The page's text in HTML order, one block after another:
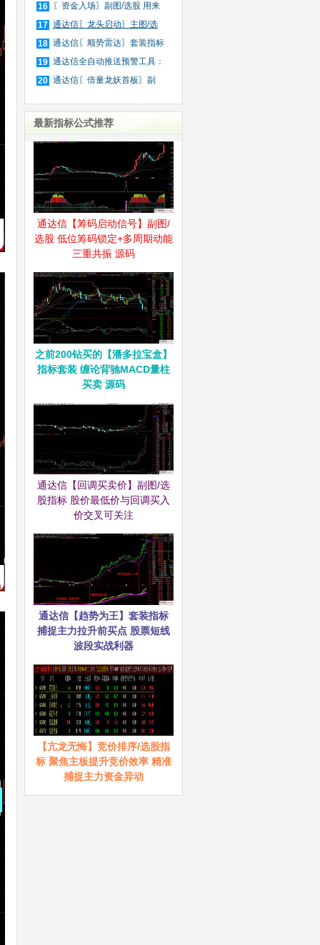
庄
16
〖资金入场〗副图/选股 用来
抓
17 通达信〖龙头启动〗主图/选
股
18 通达信〖顺势雷达〗套装指标
19 通达信全自动推送预警工具：
公
20 通达信〖倍量龙妖首板〗副
最新指标公式推荐
通达信【筹码启动信号】副图/
选股 低位筹码锁定+多周期动能
三重共振 源码
之前200钻买的【潘多拉宝盒】
指标套装 缠论背驰MACD量柱
买卖 源码
通达信【回调买卖价】副图/选
股指标 股价最低价与回调买入
价交叉可关注
通达信【趋势为王】套装指标
捕捉主力拉升前买点 股票短线
波段实战利器
【亢龙无悔】竞价排序/选股指
标 聚焦主板提升竞价效率 精准
捕捉主力资金异动